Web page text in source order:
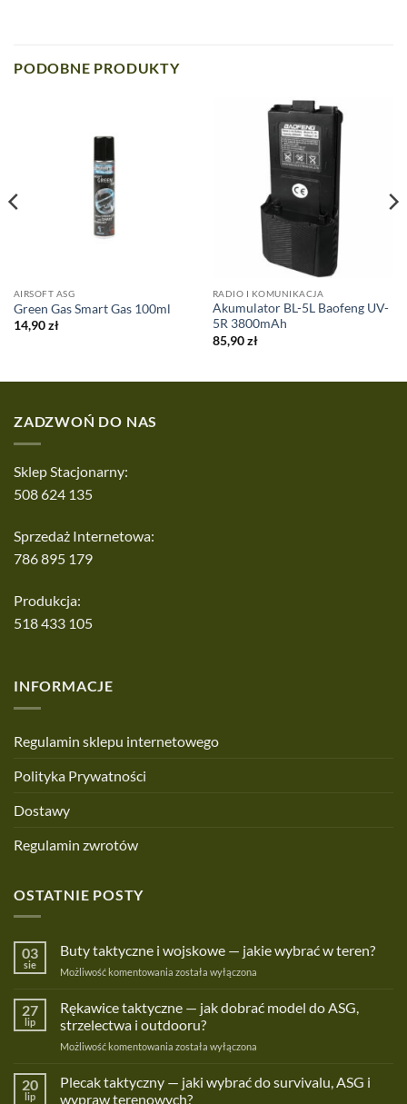
PODOBNE PRODUKTY
AIRSOFT ASG
Green Gas Smart Gas 100ml
14,90zł
RADIO I KOMUNIKACJA
Akumulator BL-5L Baofeng UV-
5R 3800mAh
85,90zł
ZADZWOŃ DO NAS
Sklep Stacjonarny:
508 624 135
Sprzedaż Internetowa:
786 895 179
Produkcja:
518 433 105
INFORMACJE
Regulamin sklepu internetowego
Polityka Prywatności
Dostawy
Regulamin zwrotów
OSTATNIE POSTY
03
sie
Buty taktyczne i wojskowe — jakie wybrać w teren?
Możliwość komentowania Buty
wojskowe
—
jakie
teren?
została wyłączona
27
lip
Rękawice taktyczne — jak dobrać model do ASG,
strzelectwa i outdooru?
Możliwość komentowania Rękawice
jak
została wyłączona
20
lip
Plecak taktyczny — jaki wybrać do survivalu, ASG i
wypraw terenowych?